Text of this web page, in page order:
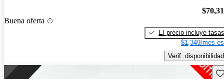
Buena oferta
El precio incluye tasas
$1,349/mes
Verif. disponibilidad